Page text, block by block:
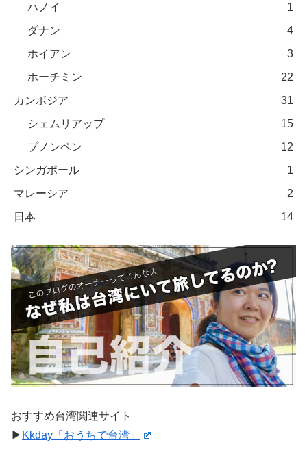
ハノイ
1
ダナン
4
ホイアン
3
ホーチミン
22
カンボジア
31
シェムリアップ
15
プノンペン
12
シンガポール
1
マレーシア
2
日本
14
おすすめ台湾関連サイト
▶︎ Kkday「おうちで台湾」